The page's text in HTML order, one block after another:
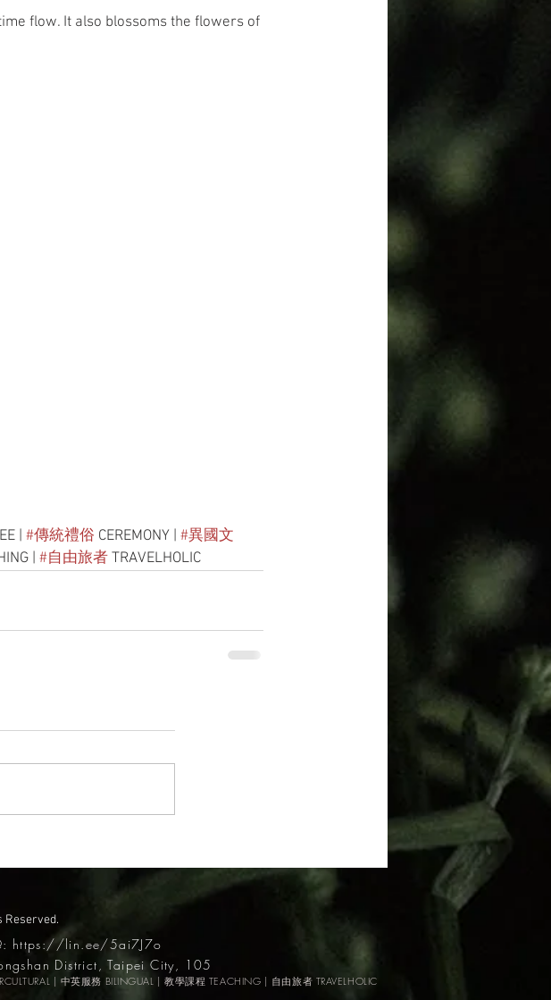
flow. It also blossoms the flowers of
| #傳統禮俗 CEREMONY | #異國文
| #自由旅者 TRAVELHOLIC
Reserved.
https://lin.ee/5ai7J7o
District, Taipei City, 105​
| 中英服務 BILINGUAL | 教學課程 TEACHING | 自由旅者 TRAVELHOLIC